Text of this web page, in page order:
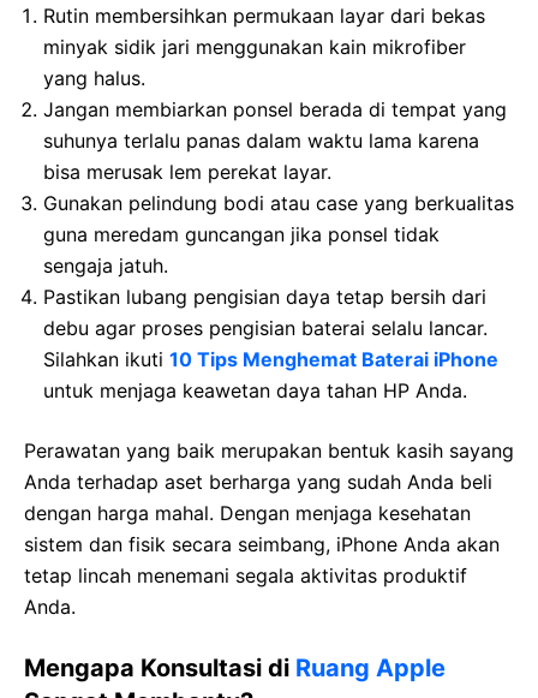
Rutin membersihkan permukaan layar dari bekas
minyak sidik jari menggunakan kain mikrofiber
yang halus.
Jangan membiarkan ponsel berada di tempat yang
suhunya terlalu panas dalam waktu lama karena
bisa merusak lem perekat layar.
Gunakan pelindung bodi atau case yang berkualitas
guna meredam guncangan jika ponsel tidak
sengaja jatuh.
Pastikan lubang pengisian daya tetap bersih dari
debu agar proses pengisian baterai selalu lancar.
Silahkan ikuti 10 Tips Menghemat Baterai iPhone
untuk menjaga keawetan daya tahan HP Anda.
Perawatan yang baik merupakan bentuk kasih sayang
Anda terhadap aset berharga yang sudah Anda beli
dengan harga mahal. Dengan menjaga kesehatan
sistem dan fisik secara seimbang, iPhone Anda akan
tetap lincah menemani segala aktivitas produktif
Anda.
Mengapa Konsultasi di Ruang Apple